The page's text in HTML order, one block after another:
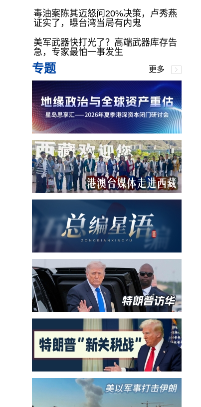
毒油案陈其迈怒问20%决策，卢秀燕
证实了，曝台湾当局有内鬼
美军武器快打光了？高端武器库存告
急，专家最怕一事发生
专题 更多